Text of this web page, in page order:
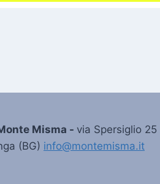
Misma - via Spersiglio 25
(BG) info@montemisma.it